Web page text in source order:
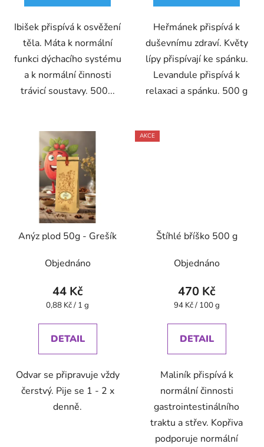
Ibišek přispívá k osvěžení
těla. Máta k normální
funkci dýchacího systému
a k normální činnosti
trávicí soustavy. 500...
Heřmánek přispívá k
duševnímu zdraví. Květy
lípy přispívají ke spánku.
Levandule přispívá k
relaxaci a spánku. 500 g
Anýz plod 50g - Grešík
Objednáno
44 Kč
Měrná
0,88 Kč / 1 g
DETAIL
Odvar se připravuje vždy
čerstvý. Pije se 1 - 2 x
denně.
AKCE
Štíhlé bříško 500 g
Objednáno
470 Kč
Měrná
94 Kč / 100 g
DETAIL
Maliník přispívá k
normální činnosti
gastrointestinálního
traktu a střev. Kopřiva
podporuje normální